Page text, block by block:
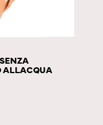
ALLACQUA